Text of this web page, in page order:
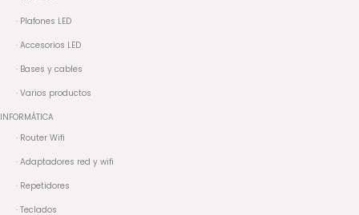
· Plafones LED
· Accesorios LED
· Bases y cables
· Varios productos
INFORMÁTICA
· Router Wifi
· Adaptadores red y wifi
· Repetidores
· Teclados